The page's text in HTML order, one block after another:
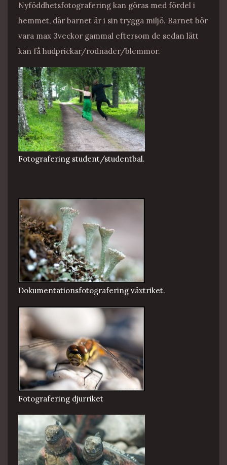
Nyföddhetsfotografering kan göras med fördel i
hemmet, där barnet är i sin trygga miljö. Barnet bör
vara max 3veckor gammal eftersom de sedan lätt
kan få hudprickar/rodnader/blemmor.
Fotografering student/studentbal.
Dokumentationsfotografering växtriket.
Fotografering djurriket